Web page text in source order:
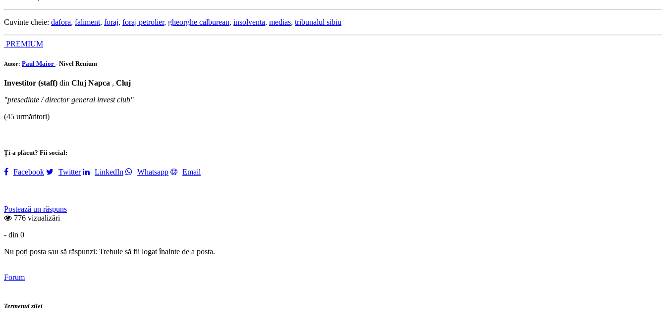
Cuvinte cheie: dafora, faliment, foraj, foraj petrolier, gheorghe calburean, insolventa, medias, tribunalul sibiu
PREMIUM
Autor: Paul Maior - Nivel Renium
Investitor (staff) din Cluj Napca , Cluj
"presedinte / director general invest club"
(45 urmăritori)
Ți-a plăcut? Fii social:
Facebook Twitter LinkedIn Whatsapp Email
Postează un răspuns
776 vizualizări
- din 0
Nu poți posta sau să răspunzi: Trebuie să fii logat înainte de a posta.
Forum
Termenul zilei